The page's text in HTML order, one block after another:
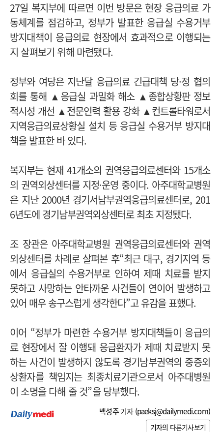
27일 복지부에 따르면 이번 방문은 현장 응급의료 가
동체계를 점검하고, 정부가 발표한 응급실 수용거부
방지대책이 응급의료 현장에서 효과적으로 이행되는
지 살펴보기 위해 마련됐다.
정부와 여당은 지난달 응급의료 긴급대책 당·정 협의
회를 통해 ▲응급실 과밀화 해소 ▲종합상황판 정보
적시성 개선 ▲전문인력 활용 강화 ▲컨트롤타워로서
지역응급의료상황실 설치 등 응급실 수용거부 방지대
책을 발표한 바 있다.
복지부는 현재 41개소의 권역응급의료센터와 15개소
의 권역외상센터를 지정·운영 중이다. 아주대학교병원
은 지난 2000년 경기서남부권역응급의료센터로, 201
6년도에 경기남부권역외상센터로 최초 지정됐다.
조 장관은 아주대학교병원 권역응급의료센터와 권역
외상센터를 차례로 살펴본 후“최근 대구, 경기지역 등
에서 응급실의 수용거부로 인하여 제때 치료를 받지
못하고 사망하는 안타까운 사건들이 연이어 발생하고
있어 매우 송구스럽게 생각한다”고 유감을 표했다.
이어 “정부가 마련한 수용거부 방지대책들이 응급의
료 현장에서 잘 이행돼 응급환자가 제때 치료받지 못
하는 사건이 발생하지 않도록 경기남부권역의 중증외
상환자를 책임지는 최종치료기관으로서 아주대병원
이 소명을 다해 줄 것”을 당부했다.
백성주 기자 (paeksj@dailymedi.com)
기자의 다른기사보기